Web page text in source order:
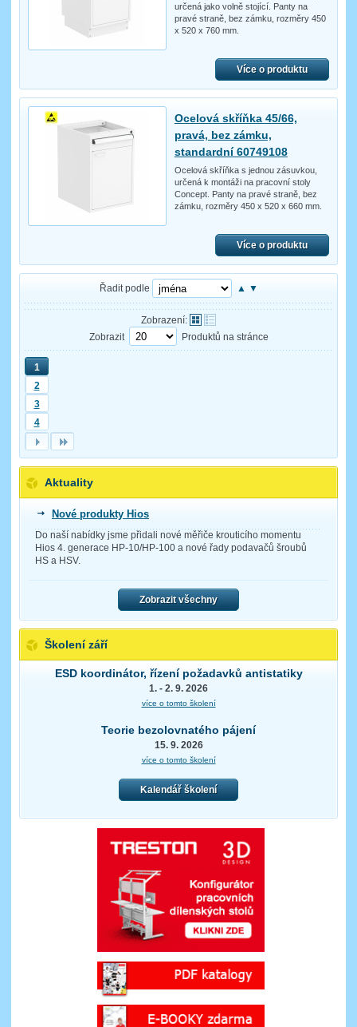
určená jako volně stojící. Panty na
pravé straně, bez zámku, rozměry 450
x 520 x 760 mm.
Více o produktu
Ocelová skříňka 45/66,
pravá, bez zámku,
standardní 60749108
Ocelová skříňka s jednou zásuvkou,
určená k montáži na pracovní stoly
Concept. Panty na pravé straně, bez
zámku, rozměry 450 x 520 x 660 mm.
Více o produktu
Řadit podle ▲ ▼
Zobrazení:
Zobrazit
Produktů na stránce
1
2
3
4
Aktuality
Nové produkty Hios
Do naší nabídky jsme přidali nové měřiče krouticího momentu
Hios 4. generace HP-10/HP-100 a nové řady podavačů šroubů
HS a HSV.
Zobrazit všechny
Školení září
ESD koordinátor, řízení požadavků antistatiky
1. - 2. 9. 2026
více o tomto školení
Teorie bezolovnatého pájení
15. 9. 2026
více o tomto školení
Kalendář školení